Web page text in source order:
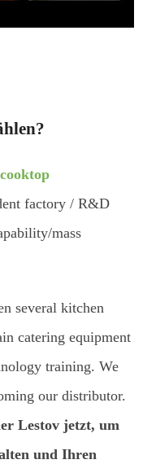
factory / R&D
mass
several kitchen
catering equipment
training. We
our distributor.
Lestov jetzt, um
und Ihren